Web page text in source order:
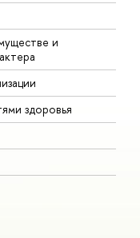
и
здоровья